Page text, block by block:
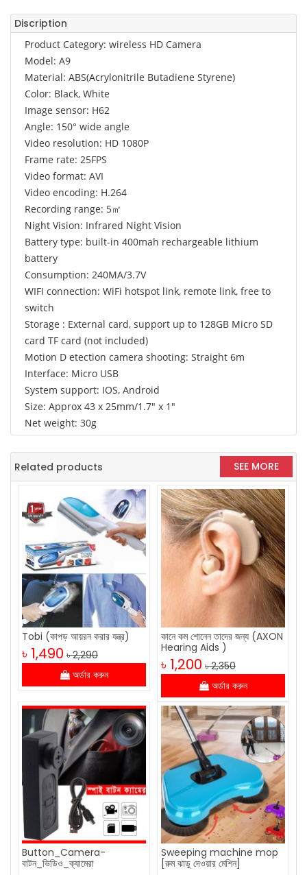
Discription
Product Category: wireless HD Camera
Model: A9
Material: ABS(Acrylonitrile Butadiene Styrene)
Color: Black, White
Image sensor: H62
Angle: 150° wide angle
Video resolution: HD 1080P
Frame rate: 25FPS
Video format: AVI
Video encoding: H.264
Recording range: 5㎡
Night Vision: Infrared Night Vision
Battery type: built-in 400mah rechargeable lithium
battery
Consumption: 240MA/3.7V
WIFI connection: WiFi hotspot link, remote link, free to
switch
Storage : External card, support up to 128GB Micro SD
card TF card (not included)
Motion D etection camera shooting: Straight 6m
Interface: Micro USB
System support: IOS, Android
Size: Approx 43 x 25mm/1.7" x 1"
Net weight: 30g
Related products SEE MORE
Tobi (কাপড় আয়রন করার যন্ত্র)
৳ 1,490 ৳ 2,290
অর্ডার করুন
কানে কম শোনেন তাদের জন্য (AXON
Hearing Aids )
৳ 1,200 ৳ 2,350
অর্ডার করুন
Button_Camera-
বাটন_ভিডিও_ক্যামেরা
Sweeping machine mop
[রুম ঝাড়ু দেওয়ার মেশিন]